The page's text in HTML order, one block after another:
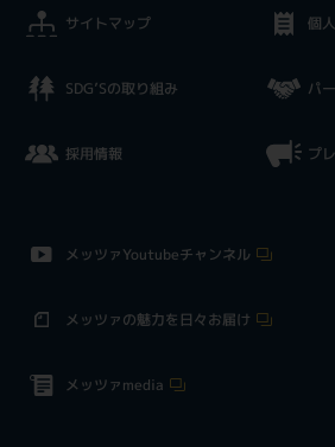
サイトマップ
SDG’Sの取り組み
採用情報
個
パ
プ
メッツァYoutubeチャンネル
メッツァの魅力を日々お届け
メッツァmedia